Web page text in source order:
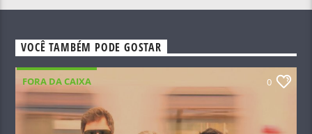
VOCÊ TAMBÉM PODE GOSTAR
FORA DA CAIXA 0